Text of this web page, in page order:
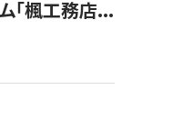
「楓工務店...